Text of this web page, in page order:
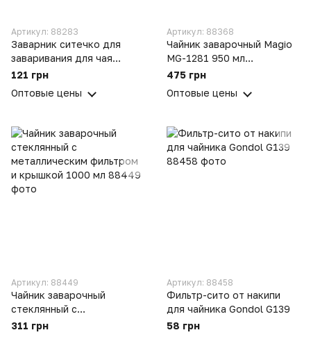
Артикул: 88283
Заварник ситечко для
заваривания для чая
силиконовый в виде
121 грн
Оптовые цены
Артикул: 88368
Чайник заварочный Magio
MG-1281 950 мл
стеклянный с
и крышкой, термостойкое
475 грн
Оптовые цены
Артикул: 88449
Чайник заварочный
стеклянный с
металлическим фильтром
311 грн
Артикул: 88458
Фильтр-сито от накипи
для чайника Gondol G139
58 грн